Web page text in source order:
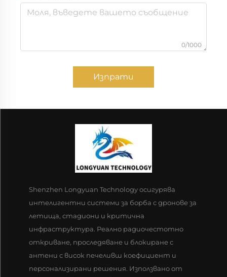
0/1000
Изпрати
Shenzhen Longyuan Technology осигурява
интелигентни системи за борба с дронове за
летища, стадиони и критична
инфраструктура. Реално радиочестотно
откриване, проследяване и блокиране с
антени с висок печеливш коефициент и
персонализирани решения. Използвано от